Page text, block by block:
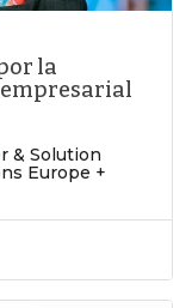
la
empresarial
& Solution
Europe +